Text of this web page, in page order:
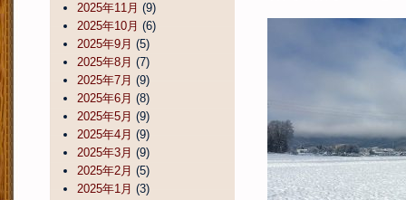
2025年11月 (9)
2025年10月 (6)
2025年9月 (5)
2025年8月 (7)
2025年7月 (9)
2025年6月 (8)
2025年5月 (9)
2025年4月 (9)
2025年3月 (9)
2025年2月 (5)
2025年1月 (3)